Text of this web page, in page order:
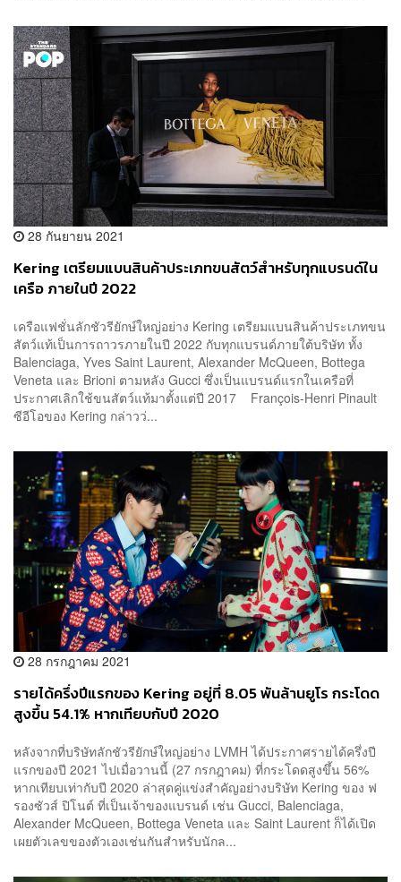
28 กันยายน 2021
Kering เตรียมแบนสินค้าประเภทขนสัตว์สำหรับทุกแบรนด์ใน
เครือ ภายในปี 2022
เครือแฟชั่นลักชัวรียักษ์ใหญ่อย่าง Kering เตรียมแบนสินค้าประเภทขน
สัตว์แท้เป็นการถาวรภายในปี 2022 กับทุกแบรนด์ภายใต้บริษัท ทั้ง
Balenciaga, Yves Saint Laurent, Alexander McQueen, Bottega
Veneta และ Brioni ตามหลัง Gucci ซึ่งเป็นแบรนด์แรกในเครือที่
ประกาศเลิกใช้ขนสัตว์แท้มาตั้งแต่ปี 2017 François-Henri Pinault
ซีอีโอของ Kering กล่าวว่...
28 กรกฎาคม 2021
รายได้ครึ่งปีแรกของ Kering อยู่ที่ 8.05 พันล้านยูโร กระโดด
สูงขึ้น 54.1% หากเทียบกับปี 2020
หลังจากที่บริษัทลักชัวรียักษ์ใหญ่อย่าง LVMH ได้ประกาศรายได้ครึ่งปี
แรกของปี 2021 ไปเมื่อวานนี้ (27 กรกฎาคม) ที่กระโดดสูงขึ้น 56%
หากเทียบเท่ากับปี 2020 ล่าสุดคู่แข่งสำคัญอย่างบริษัท Kering ของ ฟ
รองซัวส์ ปิโนต์ ที่เป็นเจ้าของแบรนด์ เช่น Gucci, Balenciaga,
Alexander McQueen, Bottega Veneta และ Saint Laurent ก็ได้เปิด
เผยตัวเลขของตัวเองเช่นกันสำหรับนักล...